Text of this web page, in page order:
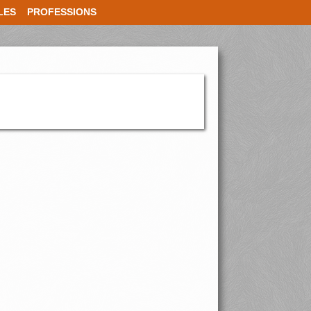
PROFESSIONS